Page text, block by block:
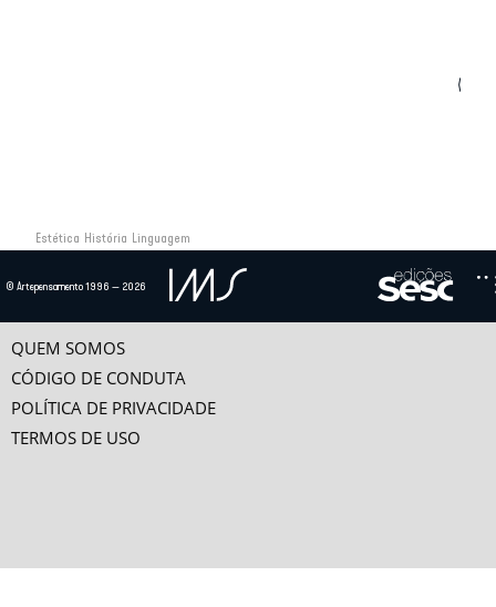
Estética História Linguagem
Outros itens da coleção
A descoberta do homem e do mundo
porAdauto Novaes
PROFECIAS E O TEMPO DO FIM
porMarilena Chaui
As Grandes Navegações foram promessa de uma nova primavera e esperança do
porJosé V. de Pina Martins
um excelente objeto de análise para a compreensão
© Artepensamento 1996 — 2026
QUEM SOMOS
CÓDIGO DE CONDUTA
POLÍTICA DE PRIVACIDADE
TERMOS DE USO